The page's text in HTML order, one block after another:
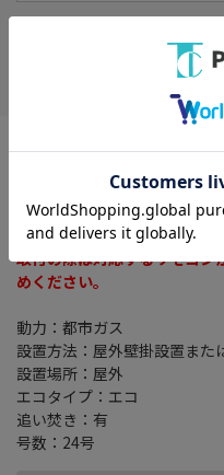
在庫があ
※ご自身での据付け・移設工
据付け工事は専門業者にご
※浴室リモコンは別売りです。
取付の際は対応するリモコン
めください。
動力：都市ガス
設置方法：屋外壁掛設置また
設置場所：屋外
エコタイプ：エコ
追い焚き：有
号数：24号